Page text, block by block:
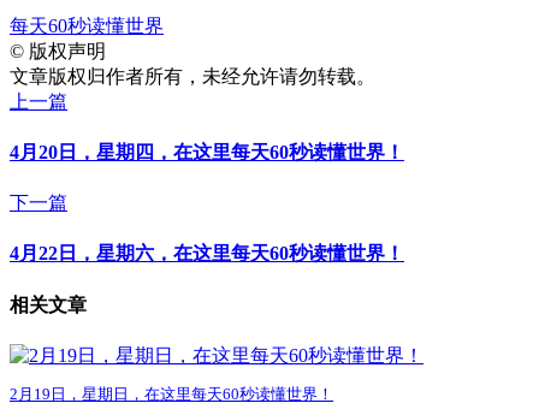
每天60秒读懂世界
© 版权声明
文章版权归作者所有，未经允许请勿转载。
上一篇
4月20日，星期四，在这里每天60秒读懂世界！
下一篇
4月22日，星期六，在这里每天60秒读懂世界！
相关文章
2月19日，星期日，在这里每天60秒读懂世界！